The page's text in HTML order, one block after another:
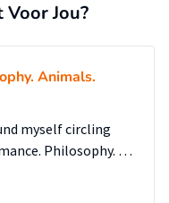
Jou?
Animals.
myself circling
Philosophy. …